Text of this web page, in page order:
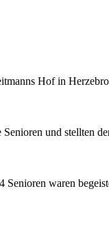
Hof in
und stellten
waren